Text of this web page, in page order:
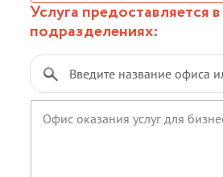
Услуга предоставляется
подразделениях:
Офис оказания услуг для